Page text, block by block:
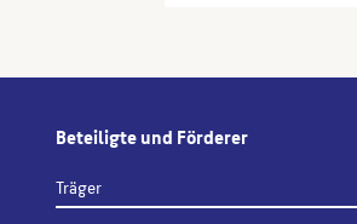
Beteiligte und Förderer
Träger